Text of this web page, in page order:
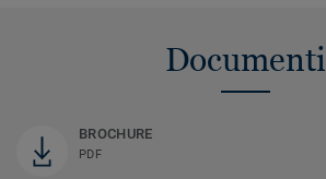
Documenti
BROCHURE
PDF